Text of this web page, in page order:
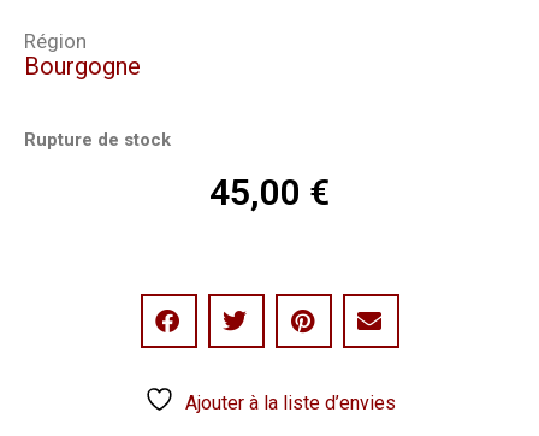
Région
Bourgogne
Rupture de stock
45,00 €
Ajouter à la liste d’envies